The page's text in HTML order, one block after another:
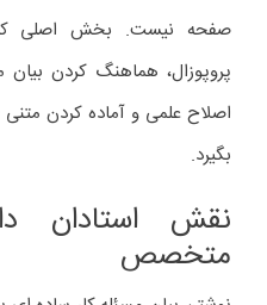
صفحه نیست. بخش اصلی
پروپوزال، هماهنگ کردن
اصلاح علمی و آماده کردن
بگیرد.
نقش استادان
متخصص